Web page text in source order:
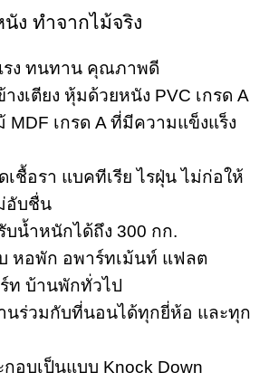
นัง ทำจากไม้จริง
รง ทนทาน คุณภาพดี
งเตียง หุ้มด้วยหนัง PVC เกรด A
MDF เกรด A ที่มีความแข็งแร็ง
เชื้อรา แบคทีเรีย ไรฝุ่น ไม่ก่อให้
อับชื่น
บน้ำหนักได้ถึง 300 กก.
หอพัก อพาร์ทเม้นท์ แฟลต
ท บ้านพักทั่วไป
นร่วมกับที่นอนได้ทุกยี่ห้อ และทุก
กอบเป็นแบบ Knock Down